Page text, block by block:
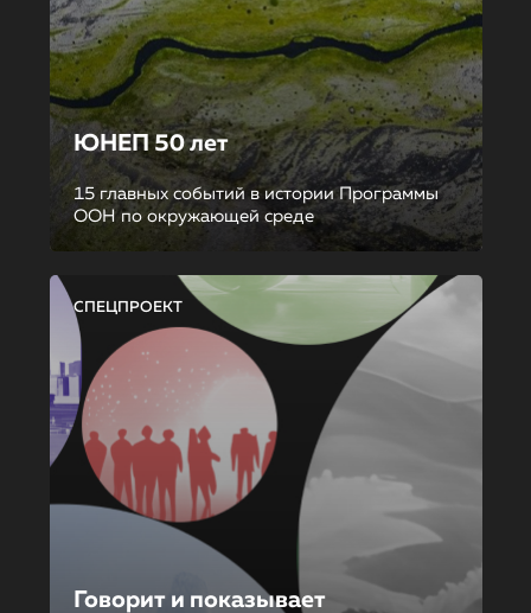
ЮНЕП 50 лет
15 главных событий в истории Программы
ООН по окружающей среде
СПЕЦПРОЕКТ
Говорит и показывает